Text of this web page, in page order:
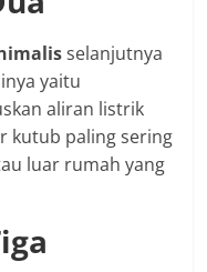
selanjutnya
yaitu
aliran listrik
kutub paling sering
luar rumah yang